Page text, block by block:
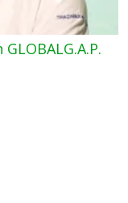
CRITICA DE
DE